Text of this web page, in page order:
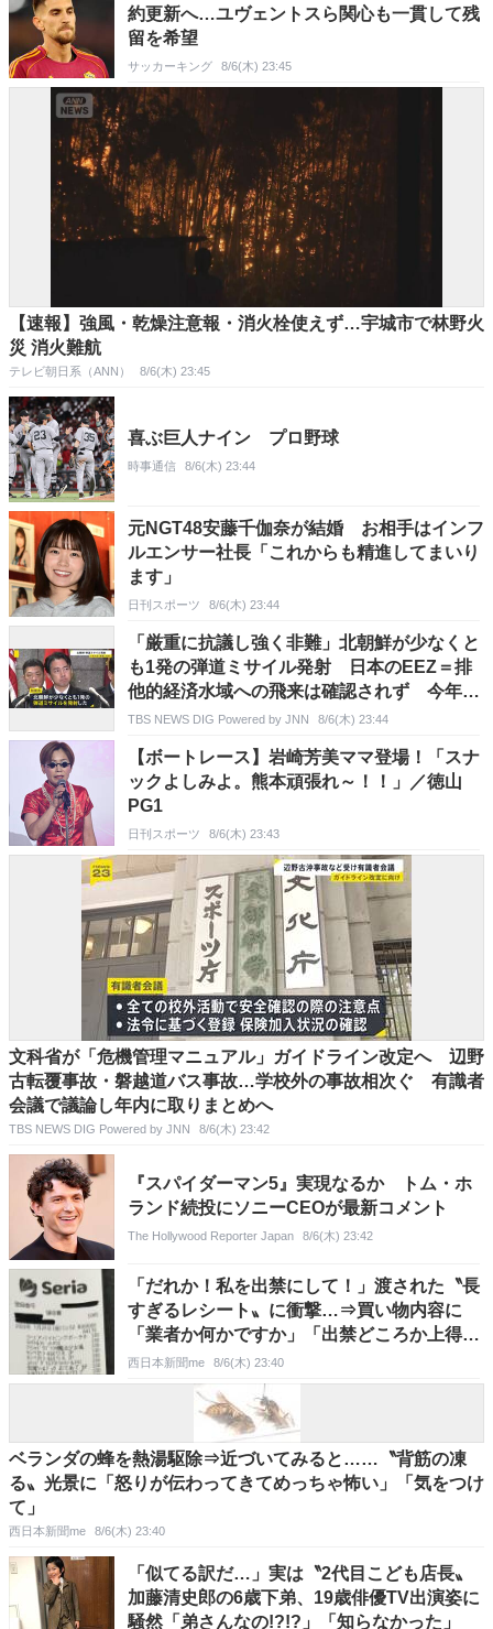
約更新へ…ユヴェントスら関心も一貫して残
留を希望
サッカーキング 8/6(木) 23:45
【速報】強風・乾燥注意報・消火栓使えず…宇城市で林野火
災 消火難航
テレビ朝日系（ANN） 8/6(木) 23:45
喜ぶ巨人ナイン プロ野球
時事通信 8/6(木) 23:44
元NGT48安藤千伽奈が結婚 お相手はインフ
ルエンサー社長「これからも精進してまいり
ます」
日刊スポーツ 8/6(木) 23:44
「厳重に抗議し強く非難」北朝鮮が少なくと
も1発の弾道ミサイル発射 日本のEEZ＝排
他的経済水域への飛来は確認されず 今年は
4月以来6回目
TBS NEWS DIG Powered by JNN 8/6(木) 23:44
【ボートレース】岩崎芳美ママ登場！「スナ
ックよしみよ。熊本頑張れ～！！」／徳山
PG1
日刊スポーツ 8/6(木) 23:43
文科省が「危機管理マニュアル」ガイドライン改定へ 辺野
古転覆事故・磐越道バス事故…学校外の事故相次ぐ 有識者
会議で議論し年内に取りまとめへ
TBS NEWS DIG Powered by JNN 8/6(木) 23:42
『スパイダーマン5』実現なるか トム・ホ
ランド続投にソニーCEOが最新コメント
The Hollywood Reporter Japan 8/6(木) 23:42
「だれか！私を出禁にして！」渡された〝長
すぎるレシート〟に衝撃…⇒買い物内容に
「業者か何かですか」「出禁どころか上得意
様」
西日本新聞me 8/6(木) 23:40
ベランダの蜂を熱湯駆除⇒近づいてみると……〝背筋の凍
る〟光景に「怒りが伝わってきてめっちゃ怖い」「気をつけ
て」
西日本新聞me 8/6(木) 23:40
「似てる訳だ…」実は〝2代目こども店長〟
加藤清史郎の6歳下弟、19歳俳優TV出演姿に
騒然「弟さんなの!?!?」「知らなかった」